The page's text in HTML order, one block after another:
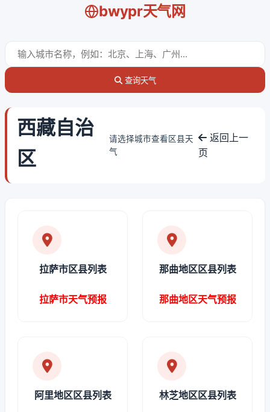
bwypr天气网
查询天气
西藏自治
区
请选择城市查看区县天
气
返回上一
页
拉萨市区县列表
拉萨市天气预报
那曲地区区县列表
那曲地区天气预报
阿里地区区县列表 林芝地区区县列表